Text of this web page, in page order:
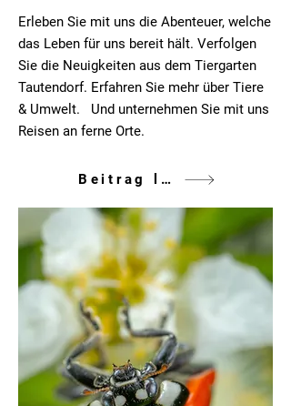
Erleben Sie mit uns die Abenteuer, welche
das Leben für uns bereit hält. Verfolgen
Sie die Neuigkeiten aus dem Tiergarten
Tautendorf. Erfahren Sie mehr über Tiere
& Umwelt. Und unternehmen Sie mit uns
Reisen an ferne Orte.
Beitrag lesen